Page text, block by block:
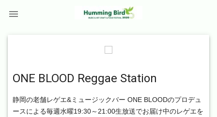

ONE BLOOD Reggae Station
静岡の老舗レゲエ&ミュージックバー ONE BLOODのプロデュ
ースによる毎週水曜19:30～21:00生放送でお届け中のレゲエを